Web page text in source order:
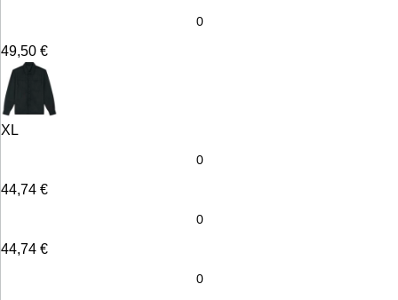
49,50 €
XL
44,74 €
44,74 €